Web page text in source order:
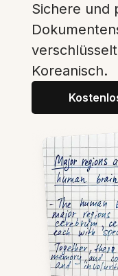
Sichere und
Koreanisch.